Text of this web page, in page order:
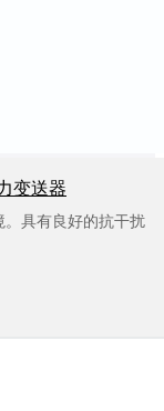
变送器
。具有良好的抗干扰